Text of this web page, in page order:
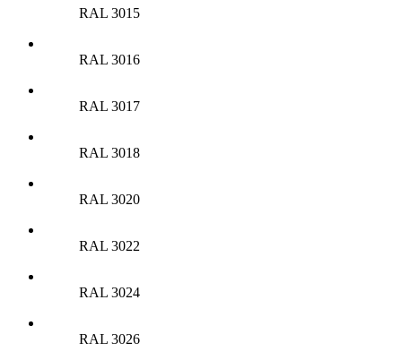
RAL 3015
RAL 3016
RAL 3017
RAL 3018
RAL 3020
RAL 3022
RAL 3024
RAL 3026